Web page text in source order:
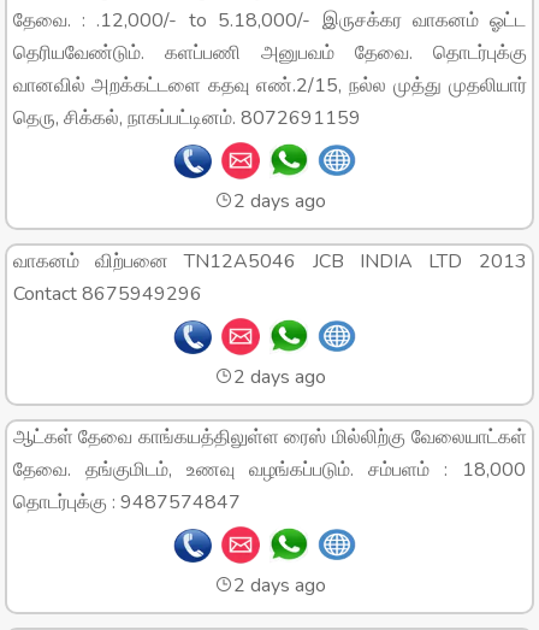
தேவை. : .12,000/- to 5.18,000/- இருசக்கர வாகனம் ஓட்ட
தெரியவேண்டும். களப்பணி அனுபவம் தேவை. தொடர்புக்கு
வானவில் அறக்கட்டளை கதவு எண்.2/15, நல்ல முத்து முதலியார்
தெரு, சிக்கல், நாகப்பட்டினம். 8072691159
2 days ago
வாகனம் விற்பனை TN12A5046 JCB INDIA LTD 2013
Contact 8675949296
2 days ago
ஆட்கள் தேவை காங்கயத்திலுள்ள ரைஸ் மில்லிற்கு வேலையாட்கள்
தேவை. தங்குமிடம், உணவு வழங்கப்படும். சம்பளம் : 18,000
தொடர்புக்கு : 9487574847
2 days ago